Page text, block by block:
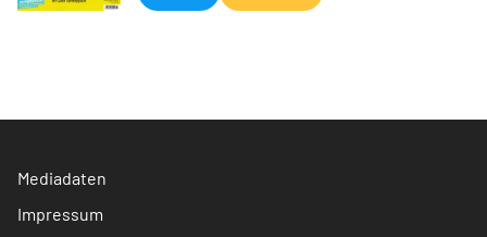
Mediadaten
Impressum